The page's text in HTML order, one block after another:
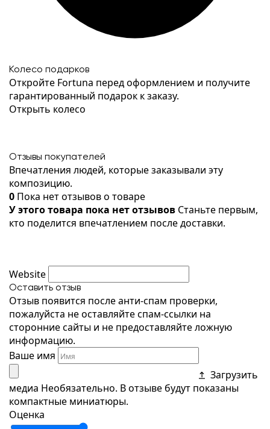
Колесо подарков
Откройте Fortuna перед оформлением и получите
гарантированный подарок к заказу.
Открыть колесо
Отзывы покупателей
Впечатления людей, которые заказывали эту
композицию.
0 Пока нет отзывов о товаре
У этого товара пока нет отзывов Станьте первым,
кто поделится впечатлением после доставки.
Website
Оставить отзыв
Отзыв появится после анти-спам проверки,
пожалуйста не оставляйте спам-ссылки на
сторонние сайты и не предоставляйте ложную
информацию.
Ваше имя
Загрузить
медиа Необязательно. В отзыве будут показаны
компактные миниатюры.
Оценка